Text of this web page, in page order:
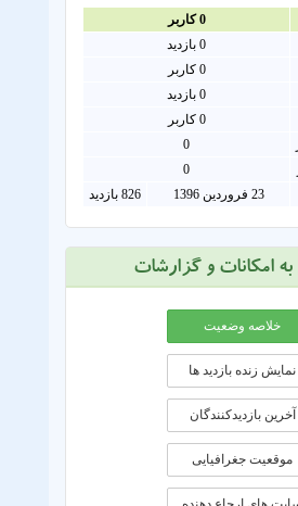
0کاربر
0بازدید
0 کاربر
0 بازدید
0 کاربر
0
0
23 فروردین 1396 826 بازدید
امکانات و گزارشات
خلاصه وضعیت
نمایش زنده بازدید ها
آخرین بازدیدکنندگان
موقعيت جغرافيايی